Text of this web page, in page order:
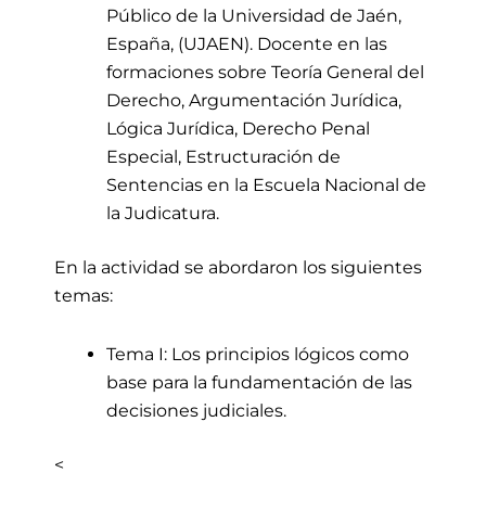
Público de la Universidad de Jaén,
España, (UJAEN). Docente en las
formaciones sobre Teoría General del
Derecho, Argumentación Jurídica,
Lógica Jurídica, Derecho Penal
Especial, Estructuración de
Sentencias en la Escuela Nacional de
la Judicatura.
En la actividad se abordaron los siguientes
temas:
Tema I: Los principios lógicos como
base para la fundamentación de las
decisiones judiciales.
<